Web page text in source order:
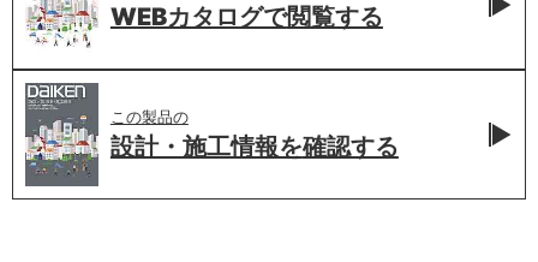
WEBカタログで閲覧する
この製品の
設計・施工情報を確認する